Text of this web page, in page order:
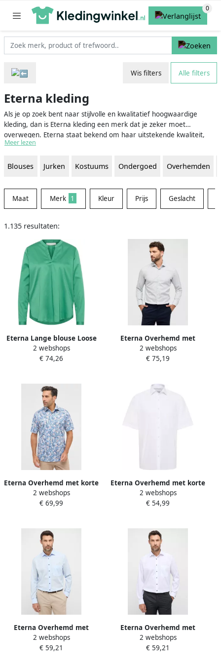
Wis filters Alle filters
Eterna kleding
Als je op zoek bent naar stijlvolle en kwalitatief hoogwaardige
kleding, dan is Eterna kleding een merk dat je zeker moet
overwegen. Eterna staat bekend om haar uitstekende kwaliteit,
elegante ontwerpen en duurzaam geproduceerde kleding. Zowel
modieuze kleding, met name gespecialiseerd in overhemden,
outfit voor een formele gelegenheid of een modieuze look voor
elke dag, met Eterna kleding zit je altijd goed.
Meer lezen
Blouses Jurken Kostuums Ondergoed Overhemden
Maat Merk 1 Kleur Prijs Geslacht
1.135 resultaten:
Eterna Lange blouse Loose
fit EASY IRON (gemakkelijk
te strijken)
2 webshops
€ 74,26
Eterna Overhemd met
lange mouwen MODERN FIT
NON IRON (strijkvrij)
2 webshops
€ 75,19
Eterna Overhemd met korte
mouwen MODERN FIT NON
IRON (strijkvrij)
2 webshops
€ 69,99
Eterna Overhemd met korte
mouwen Comfort fit NON
IRON (strijkvrij)
2 webshops
€ 54,99
Eterna Overhemd met
lange mouwen Comfort fit
NON IRON (strijkvrij)
2 webshops
€ 59,21
Eterna Overhemd met
lange mouwen Comfort fit
NON IRON (strijkvrij)
2 webshops
€ 59,21